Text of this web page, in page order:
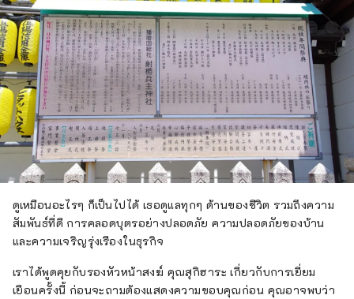
ดูเหมือนอะไรๆ ก็เป็นไปได้ เธอดูแลทุกๆ ด้านของชีวิต รวมถึงความ
สัมพันธ์ที่ดี การคลอดบุตรอย่างปลอดภัย ความปลอดภัยของบ้าน
และความเจริญรุ่งเรืองในธุรกิจ
เราได้พูดคุยกับรองหัวหน้าสงฆ์ คุณสุกิฮาระ เกี่ยวกับการเยี่ยม
เยือนครั้งนี้ ก่อนจะถามต้องแสดงความขอบคุณก่อน คุณอาจพบว่า